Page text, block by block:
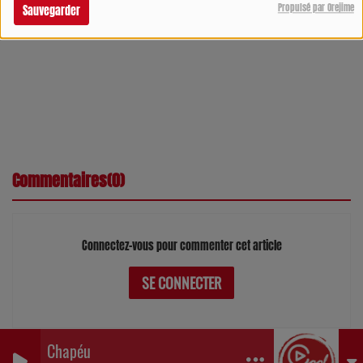
Sauvegarder Propulsé par Orejime
Chapéu
Confiseries
Commentaires(0)
Connectez-vous pour commenter cet article
SE CONNECTER